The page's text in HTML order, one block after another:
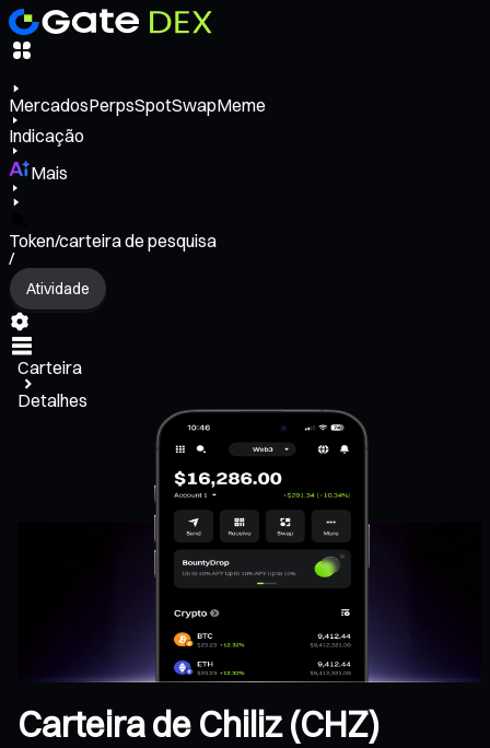
MercadosPerpsSpotSwapMeme
Indicação
Mais
Token/carteira de pesquisa
/
Atividade
Carteira
Detalhes
Carteira de Chiliz (CHZ)